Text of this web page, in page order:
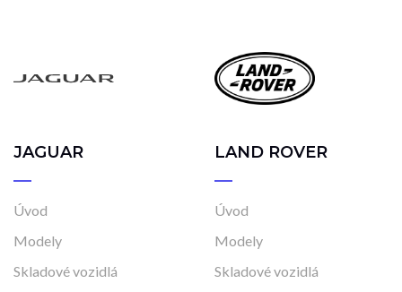
JAGUAR
Úvod
Modely
Skladové vozidlá
LAND ROVER
Úvod
Modely
Skladové vozidlá